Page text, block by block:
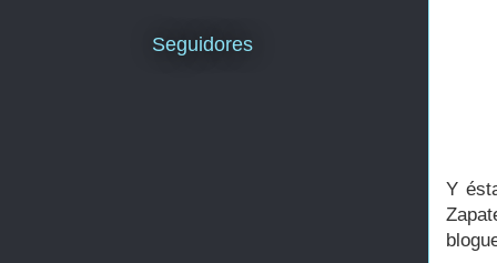
Y
Seguidores